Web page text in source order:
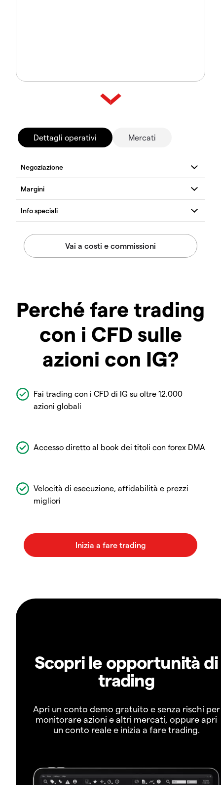
Dettagli operativi Mercati
Perché fare trading
con i CFD sulle
azioni con IG?
Fai trading con i CFD di IG su oltre 12.000
azioni globali
Accesso diretto al book dei titoli con forex DMA
Velocità di esecuzione, affidabilità e prezzi
migliori
Scopri le opportunità di
trading
Apri un conto demo gratuito e senza rischi per
monitorare azioni e altri mercati, oppure apri
un conto reale e inizia a fare trading.